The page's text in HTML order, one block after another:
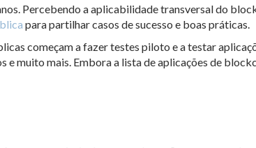
Percebendo a aplicabilidade transversal do
para partilhar casos de sucesso e boas práticas.
começam a fazer testes piloto e a testar
muito mais. Embora a lista de aplicações de